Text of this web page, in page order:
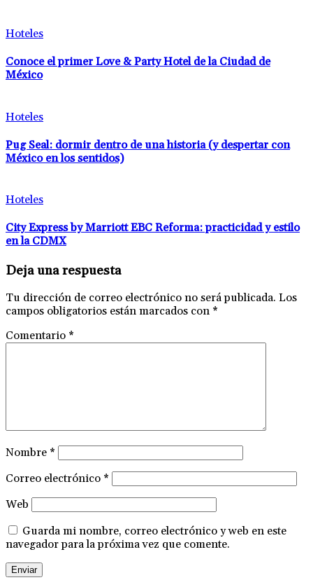
Hoteles
Conoce el primer Love & Party Hotel de la Ciudad de
México
Hoteles
Pug Seal: dormir dentro de una historia (y despertar con
México en los sentidos)
Hoteles
City Express by Marriott EBC Reforma: practicidad y estilo
en la CDMX
Deja una respuesta
Tu dirección de correo electrónico no será publicada. Los
campos obligatorios están marcados con *
Comentario *
Nombre *
Correo electrónico *
Web
Guarda mi nombre, correo electrónico y web en este
navegador para la próxima vez que comente.